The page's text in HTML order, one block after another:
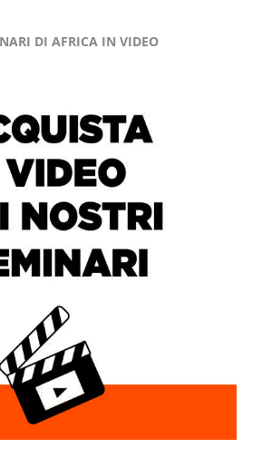
DI AFRICA IN VIDEO